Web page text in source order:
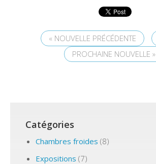
« NOUVELLE PRÉCÉDENTE
PROCHAINE NOUVELLE »
Catégories
Chambres froides (8)
Expositions (7)